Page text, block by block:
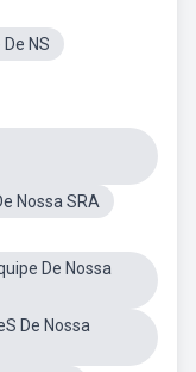
NS
Nossa SRA
De Nossa
De Nossa